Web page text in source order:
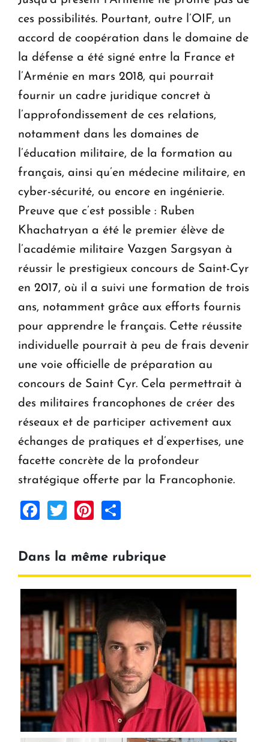
ces possibilités. Pourtant, outre l’OIF, un
accord de coopération dans le domaine de
la défense a été signé entre la France et
l’Arménie en mars 2018, qui pourrait
fournir un cadre juridique concret à
l’approfondissement de ces relations,
notamment dans les domaines de
l’éducation militaire, de la formation au
français, ainsi qu’en médecine militaire, en
cyber-sécurité, ou encore en ingénierie.
Preuve que c’est possible : Ruben
Khachatryan a été le premier élève de
l’académie militaire Vazgen Sargsyan à
réussir le prestigieux concours de Saint-Cyr
en 2017, où il a suivi une formation de trois
ans, notamment grâce aux efforts fournis
pour apprendre le français. Cette réussite
individuelle pourrait à peu de frais devenir
une voie officielle de préparation au
concours de Saint Cyr. Cela permettrait à
des militaires francophones de créer des
réseaux et de participer activement aux
échanges de pratiques et d’expertises, une
facette concrète de la profondeur
stratégique offerte par la Francophonie.
Facebook
TwitterPinterest
Dans la même rubrique